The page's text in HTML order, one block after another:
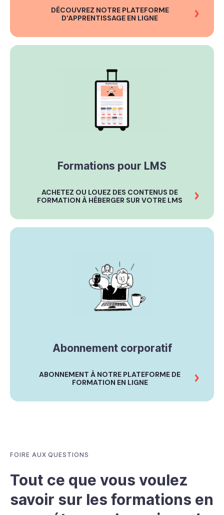
DÉCOUVREZ NOTRE PLATEFORME
D'APPRENTISSAGE EN LIGNE
Formations pour LMS
ACHETEZ OU LOUEZ DES CONTENUS DE
FORMATION À HÉBERGER SUR VOTRE LMS
Abonnement corporatif
ABONNEMENT À NOTRE PLATEFORME DE
FORMATION EN LIGNE
FOIRE AUX QUESTIONS
Tout ce que vous voulez
savoir sur les formations en